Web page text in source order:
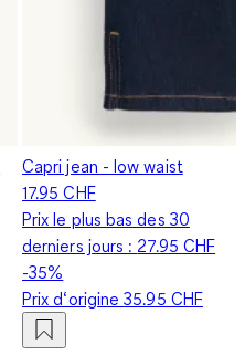
Capri jean - low waist
17.95 CHF
Prix le plus bas des 30
derniers jours : 27.95 CHF
-35%
Prix d‘origine35.95 CHF